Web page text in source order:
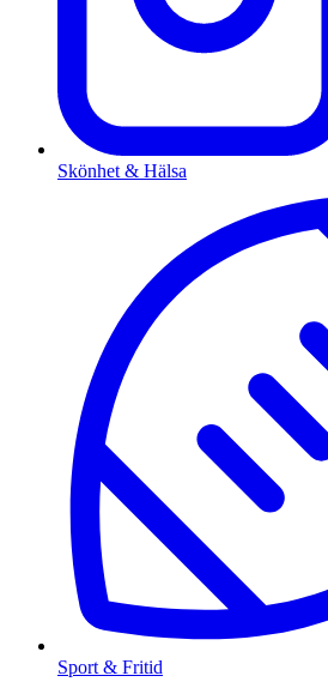
Skönhet & Hälsa
Sport & Fritid